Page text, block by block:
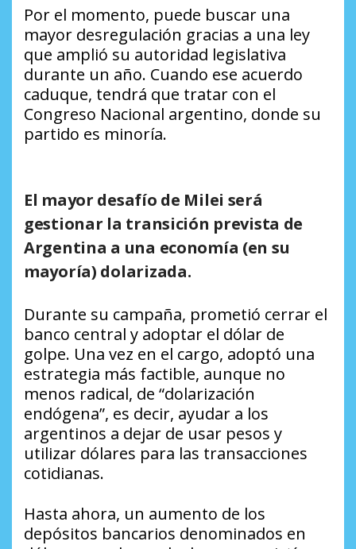
Por el momento, puede buscar una
mayor desregulación gracias a una ley
que amplió su autoridad legislativa
durante un año. Cuando ese acuerdo
caduque, tendrá que tratar con el
Congreso Nacional argentino, donde su
partido es minoría.
El mayor desafío de Milei será
gestionar la transición prevista de
Argentina a una economía (en su
mayoría) dolarizada.
Durante su campaña, prometió cerrar el
banco central y adoptar el dólar de
golpe. Una vez en el cargo, adoptó una
estrategia más factible, aunque no
menos radical, de “dolarización
endógena”, es decir, ayudar a los
argentinos a dejar de usar pesos y
utilizar dólares para las transacciones
cotidianas.
Hasta ahora, un aumento de los
depósitos bancarios denominados en